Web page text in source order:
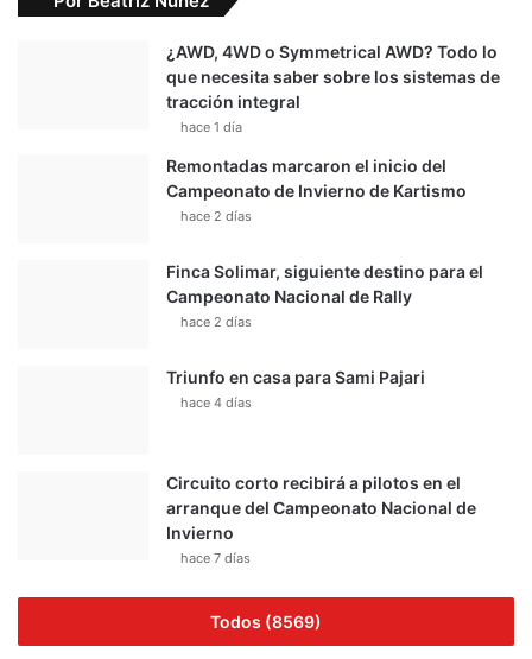
¿AWD, 4WD o Symmetrical AWD? Todo lo
que necesita saber sobre los sistemas de
tracción integral
hace 1 día
Remontadas marcaron el inicio del
Campeonato de Invierno de Kartismo
hace 2 días
Finca Solimar, siguiente destino para el
Campeonato Nacional de Rally
hace 2 días
Triunfo en casa para Sami Pajari
hace 4 días
Circuito corto recibirá a pilotos en el
arranque del Campeonato Nacional de
Invierno
hace 7 días
Todos (8569)